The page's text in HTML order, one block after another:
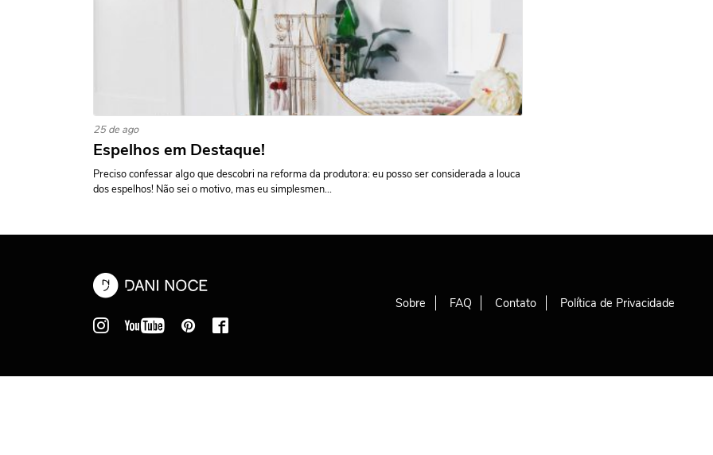
25 de ago
Espelhos em Destaque!
Preciso confessar algo que descobri na reforma da produtora: eu posso ser considerada a louca
dos espelhos! Não sei o motivo, mas eu simplesmen...
Sobre FAQ Contato Política de Privacidade